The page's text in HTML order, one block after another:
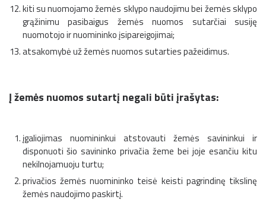
kiti su nuomojamo žemės sklypo naudojimu bei žemės sklypo
grąžinimu pasibaigus žemės nuomos sutarčiai susiję
nuomotojo ir nuomininko įsipareigojimai;
atsakomybė už žemės nuomos sutarties pažeidimus.
Į žemės nuomos sutartį negali būti įrašytas:
įgaliojimas nuomininkui atstovauti žemės savininkui ir
disponuoti šio savininko privačia žeme bei joje esančiu kitu
nekilnojamuoju turtu;
privačios žemės nuomininko teisė keisti pagrindinę tikslinę
žemės naudojimo paskirtį.